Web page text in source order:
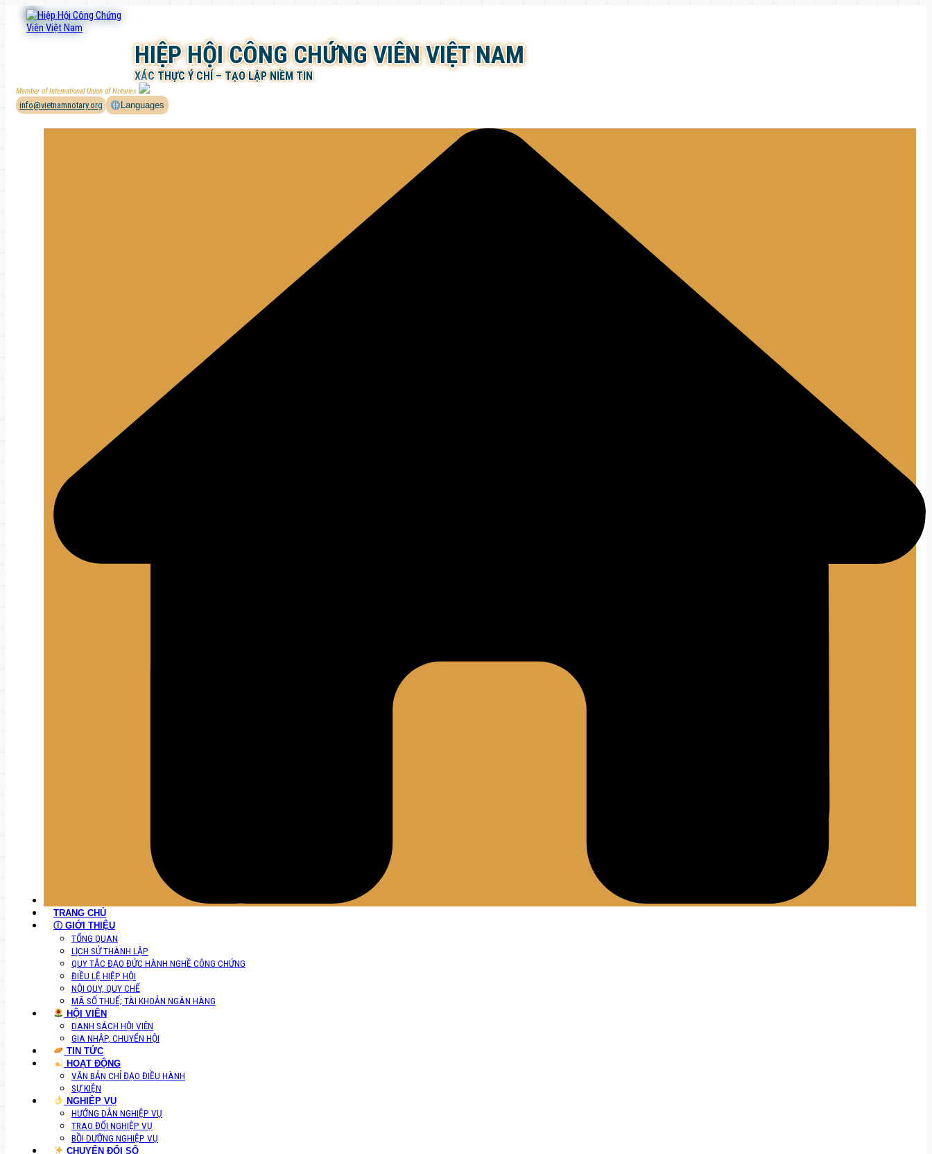
Chuyển
HIỆP HỘI CÔNG CHỨNG VIÊN VIỆT NAM
XÁC THỰC Ý CHÍ – TẠO LẬP NIỀM TIN
Member of International Union of Notaries
info@vietnamnotary.org Languages
TRANG CHỦ
Ⓘ GIỚI THIỆU
TỔNG QUAN
LỊCH SỬ THÀNH LẬP
QUY TẮC ĐẠO ĐỨC HÀNH NGHỀ CÔNG CHỨNG
ĐIỀU LỆ HIỆP HỘI
NỘI QUY, QUY CHẾ
MÃ SỐ THUẾ; TÀI KHOẢN NGÂN HÀNG
HỘI VIÊN
DANH SÁCH HỘI VIÊN
GIA NHẬP, CHUYỂN HỘI
TIN TỨC
HOẠT ĐỘNG
VĂN BẢN CHỈ ĐẠO ĐIỀU HÀNH
SỰ KIỆN
NGHIỆP VỤ
HƯỚNG DẪN NGHIỆP VỤ
TRAO ĐỔI NGHIỆP VỤ
BỒI DƯỠNG NGHIỆP VỤ
CHUYỂN ĐỔI SỐ